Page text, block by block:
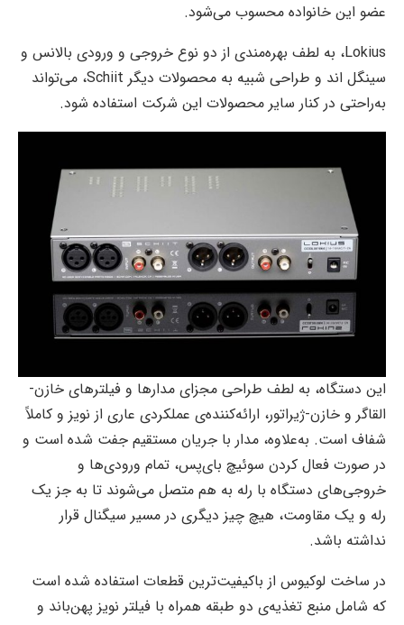
عضو این خانواده محسوب می‌شود.
Lokius، به لطف بهره‌مندی از دو نوع خروجی و ورودی بالانس و
سینگل اند و طراحی شبیه به محصولات دیگر Schiit، می‌تواند
به‌راحتی در کنار سایر محصولات این شرکت استفاده شود.
این دستگاه، به لطف طراحی مجزای مدارها و فیلترهای خازن-
القاگر و خازن-ژیراتور، ارائه‌کننده‌ی عملکردی عاری از نویز و کاملاً
شفاف است. به‌علاوه، مدار با جریان مستقیم جفت شده است و
در صورت فعال کردن سوئیچ بای‌پس، تمام ورودی‌ها و
خروجی‌های دستگاه با رله به هم متصل می‌شوند تا به جز یک
رله و یک مقاومت، هیچ‌ چیز دیگری در مسیر سیگنال قرار
نداشته باشد.
در ساخت لوکیوس از باکیفیت‌ترین قطعات استفاده شده است
که شامل منبع تغذیه‌ی دو طبقه همراه با فیلتر نویز پهن‌باند و